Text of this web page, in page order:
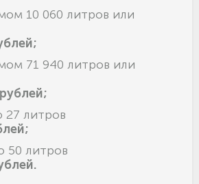
10 060 литров или
71 940 литров или
27 литров
50 литров